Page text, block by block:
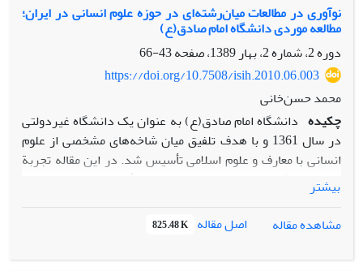
نوآوری در مطالعات میان‌رشته‌ای در حوزه علوم انسانی در ایران؛
مطالعه موردی دانشگاه امام صادق‌(ع)
دوره 2، شماره 2، بهار 1389، صفحه
43-66
https://doi.org/10.7508/isih.2010.06.003
محمد حسن‌خانی
چکیده دانشگاه امام صادق‌(ع) به عنوان یک دانشگاه غیردولتی
در سال 1361 و با هدف تلفیق میان شاخه‌های مشخصی از علوم
انسانی با معارف و علوم اسلامی تأسیس شد. در این مقاله تجربة
نوین دانشگاه امام صادق‌(ع) در طراحی و تأسیس نسل جدیدی از
رویکرد آکادمیک در مطالعات میان‌رشته‌ای در نظام آموزش عالی در
ایران مورد بررسی قرار می‌گیرد. مقاله ضمن ارزیابی عملکرد
دانشگاه در نیل به اهداف اعلامی و مطلوبش در گسترش مرزهای
علوم اسلامی و گسترش تحقیقات میان‌رشته‌ای بین علوم و معارف
بیشتر
مشاهده مقاله
اصل مقاله 825.48 K